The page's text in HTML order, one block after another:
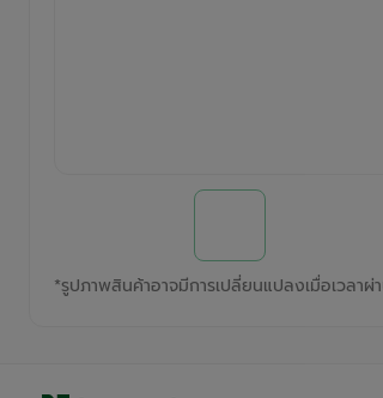
*รูปภาพสินค้าอาจมีการเปลี่ยนแปลงเมื่อเวลาผ่